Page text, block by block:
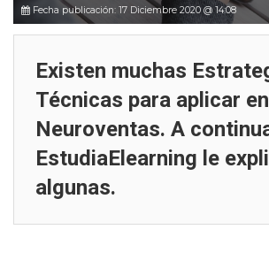
Fecha publicación: 17 Diciembre 2020 @ 14:08
Existen muchas
Técnicas para aplicar
Neuroventas. A
EstudiaElearning le
algunas.